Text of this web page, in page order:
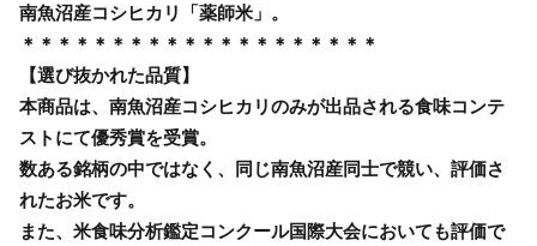
南魚沼産コシヒカリ「薬師米」。
＊＊＊＊＊＊＊＊＊＊＊＊＊＊＊＊＊＊＊＊
【選び抜かれた品質】
本商品は、南魚沼産コシヒカリのみが出品される食味コンテ
ストにて優秀賞を受賞。
数ある銘柄の中ではなく、同じ南魚沼産同士で競い、評価さ
れたお米です。
また、米食味分析鑑定コンクール国際大会においても評価で